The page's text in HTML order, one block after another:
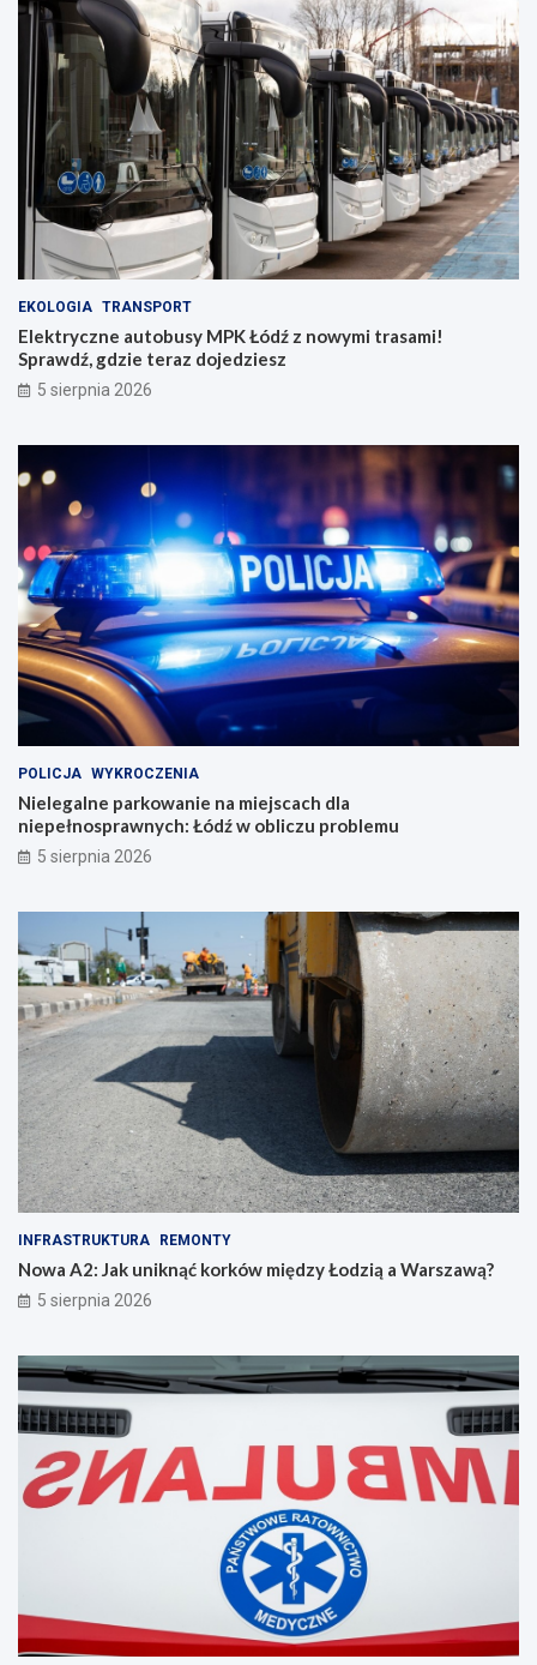
EKOLOGIA TRANSPORT
Elektryczne autobusy MPK Łódź z nowymi trasami!
Sprawdź, gdzie teraz dojedziesz
5 sierpnia 2026
POLICJA WYKROCZENIA
Nielegalne parkowanie na miejscach dla
niepełnosprawnych: Łódź w obliczu problemu
5 sierpnia 2026
INFRASTRUKTURA REMONTY
Nowa A2: Jak uniknąć korków między Łodzią a Warszawą?
5 sierpnia 2026